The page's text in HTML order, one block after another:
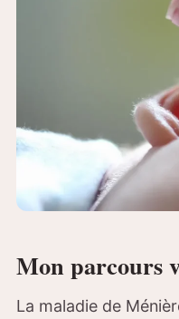
Mon parcours
La maladie de